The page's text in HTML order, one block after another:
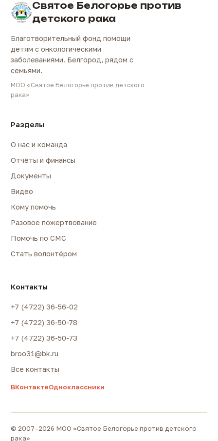
Святое Белогорье против
детского рака
Благотворительный фонд помощи
детям с онкологическими
заболеваниями. Белгород, рядом с
семьями.
МОО «Святое Белогорье против детского
рака»
Разделы
О нас и команда
Отчёты и финансы
Документы
Видео
Кому помочь
Разовое пожертвование
Помочь по СМС
Стать волонтёром
Контакты
+7 (4722) 36-56-02
+7 (4722) 36-50-78
+7 (4722) 36-50-73
broo31@bk.ru
Все контакты
ВКонтактеОдноклассники
© 2007–2026 МОО «Святое Белогорье против детского
рака»